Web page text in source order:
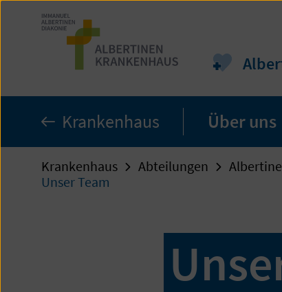
Zum
Seiteninhalt
Krankenhaus Über uns
Krankenhaus Abteilungen
Unser Team